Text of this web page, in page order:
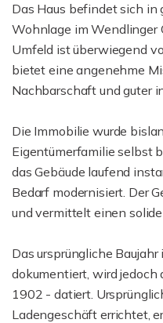
Das Haus befindet sich in
Wohnlage im Wendlinger
Umfeld ist überwiegend
bietet eine angenehme
Nachbarschaft und guter
Die Immobilie wurde
Eigentümerfamilie selbst
das Gebäude laufend
Bedarf modernisiert. Der
und vermittelt einen
Das ursprüngliche
dokumentiert, wird
1902 - datiert.
Ladengeschäft errichtet,